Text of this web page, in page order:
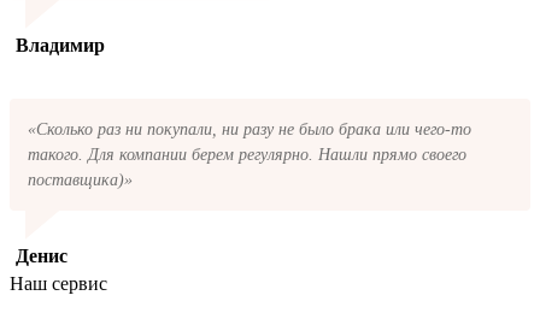
Владимир
«Сколько раз ни покупали, ни разу не было брака или чего-то
такого. Для компании берем регулярно. Нашли прямо своего
поставщика)»
Денис
Наш сервис